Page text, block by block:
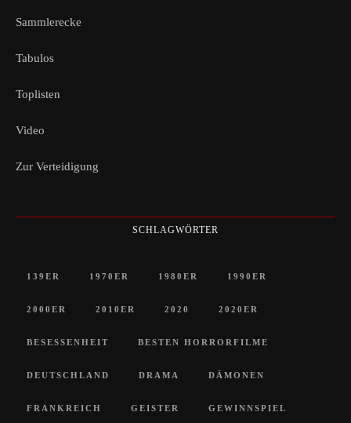
Sammlerecke
Tabulos
Toplisten
Video
Zur Verteidigung
SCHLAGWÖRTER
139ER 1970ER 1980ER 1990ER
2000ER 2010ER 2020 2020ER
BESESSENHEIT BESTEN HORRORFILME
DEUTSCHLAND DRAMA DÄMONEN
FRANKREICH GEISTER GEWINNSPIEL